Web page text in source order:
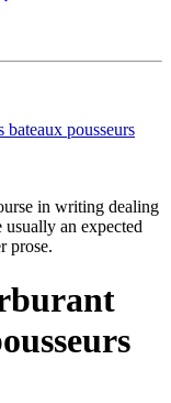
pousseurs
in writing dealing
an expected
prose.